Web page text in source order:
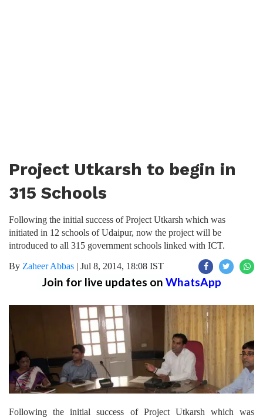
Project Utkarsh to begin in
315 Schools
Following the initial success of Project Utkarsh which was
initiated in 12 schools of Udaipur, now the project will be
introduced to all 315 government schools linked with ICT.
By Zaheer Abbas | Jul 8, 2014, 18:08 IST
Join for live updates on WhatsApp
Following the initial success of Project Utkarsh which was